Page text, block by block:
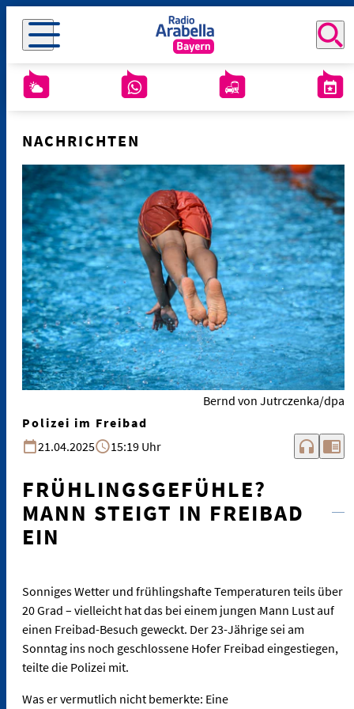
NACHRICHTEN
Bernd von Jutrczenka/dpa
Polizei im Freibad
21.04.2025
15:19 Uhr headphones chrome_reader_mode
FRÜHLINGSGEFÜHLE?
MANN STEIGT IN FREIBAD
EIN
Sonniges Wetter und frühlingshafte Temperaturen teils über
20 Grad – vielleicht hat das bei einem jungen Mann Lust auf
einen Freibad-Besuch geweckt. Der 23-Jährige sei am
Sonntag ins noch geschlossene Hofer Freibad eingestiegen,
teilte die Polizei mit.
Was er vermutlich nicht bemerkte: Eine